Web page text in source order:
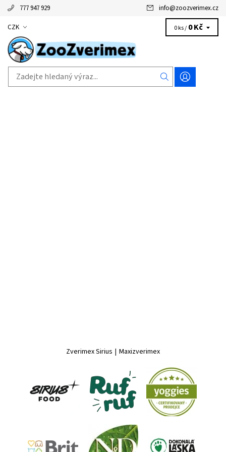
777 947 929 info@zoozverimex.cz
CZK 0 ks / 0 Kč
Zverimex Sirius | Maxizverimex